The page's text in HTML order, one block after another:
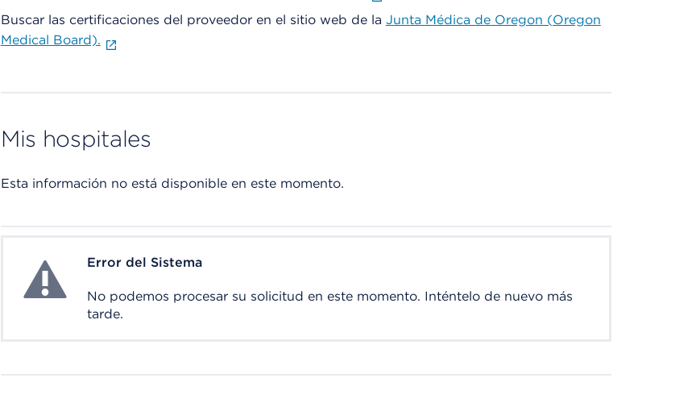
Buscar las certificaciones del proveedor en el sitio web de la Junta Médica de Oregon (Oregon
Medical Board).
Mis hospitales
Esta información no está disponible en este momento.
System ErrorError del Sistema
No podemos procesar su solicitud en este momento. Inténtelo de nuevo más
tarde.